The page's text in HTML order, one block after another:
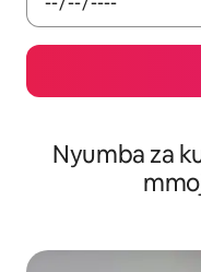
Nyumba za